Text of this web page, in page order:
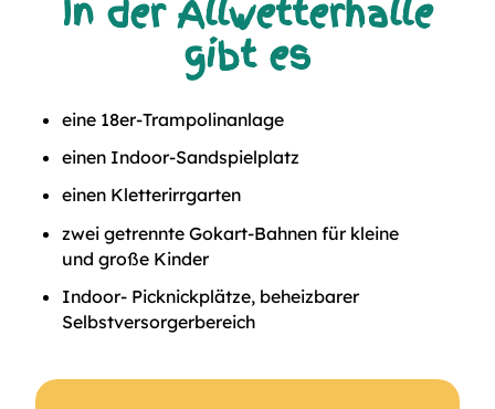
In der Allwetterhalle
gibt es
eine 18er-Trampolinanlage
einen Indoor-Sandspielplatz
einen Kletterirrgarten
zwei getrennte Gokart-Bahnen für kleine
und große Kinder
Indoor- Picknickplätze, beheizbarer
Selbstversorgerbereich